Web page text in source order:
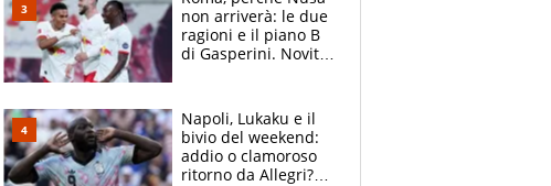
non arriverà: le due
ragioni e il piano B
di Gasperini. Novità
Napoli, Lukaku e il
bivio del weekend:
addio o clamoroso
ritorno da Allegri?